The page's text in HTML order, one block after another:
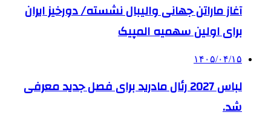
آغاز ماراتن جهانی والیبال نشسته/ دورخیز ایران
برای اولین سهمیه المپیک
۱۴۰۵/۰۴/۱۵
لباس 2027 رئال مادرید برای فصل جدید معرفی
شد.